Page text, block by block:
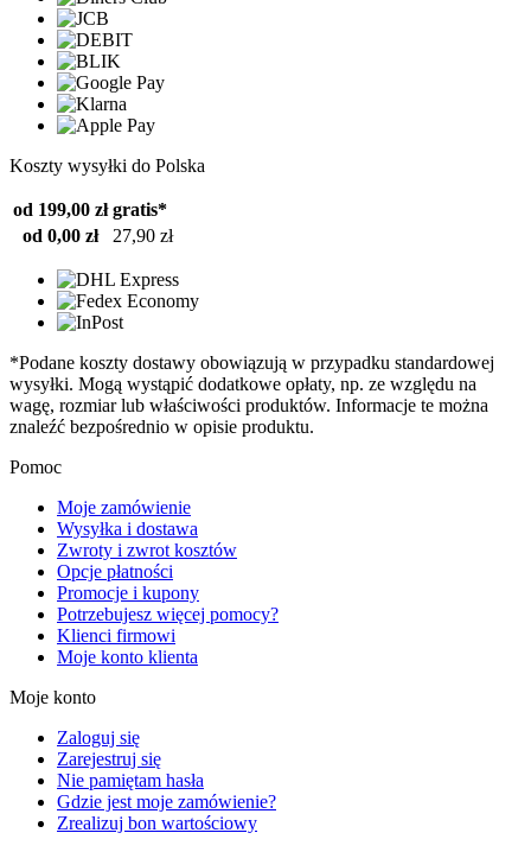
Koszty wysyłki do Polska
od 199,00 zł gratis*
od 0,00 zł
27,90 zł
*Podane koszty dostawy obowiązują w przypadku standardowej
wysyłki. Mogą wystąpić dodatkowe opłaty, np. ze względu na
wagę, rozmiar lub właściwości produktów. Informacje te można
znaleźć bezpośrednio w opisie produktu.
Pomoc
Moje zamówienie
Wysyłka i dostawa
Zwroty i zwrot kosztów
Opcje płatności
Promocje i kupony
Potrzebujesz więcej pomocy?
Klienci firmowi
Moje konto klienta
Moje konto
Zaloguj się
Zarejestruj się
Nie pamiętam hasła
Gdzie jest moje zamówienie?
Zrealizuj bon wartościowy